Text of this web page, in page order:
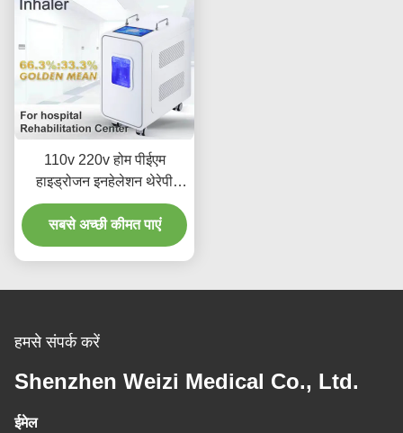
110v 220v होम पीईएम
हाइड्रोजन इनहेलेशन थेरेपी
मशीन 3000ml
सबसे अच्छी कीमत पाएं
हमसे संपर्क करें
Shenzhen Weizi Medical Co., Ltd.
ईमेल